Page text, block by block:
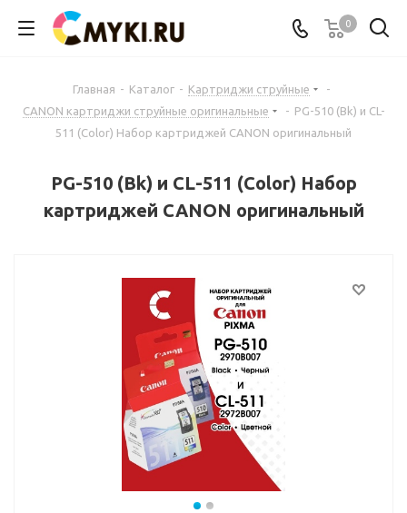
0
Главная - Каталог - Картриджи струйные
-
CANON картриджи струйные оригинальные
- PG-510 (Bk) и CL-
511 (Color) Набор картриджей CANON оригинальный
PG-510 (Bk) и CL-511 (Color) Набор
картриджей CANON оригинальный